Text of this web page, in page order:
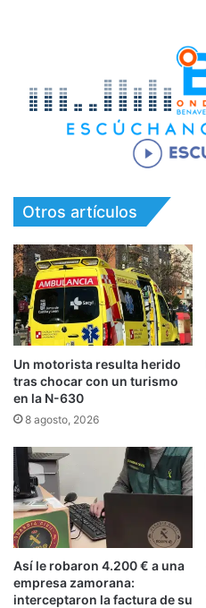
Otros artículos
Un motorista resulta herido
tras chocar con un turismo
en la N-630
8 agosto, 2026
Así le robaron 4.200 € a una
empresa zamorana:
interceptaron la factura de su